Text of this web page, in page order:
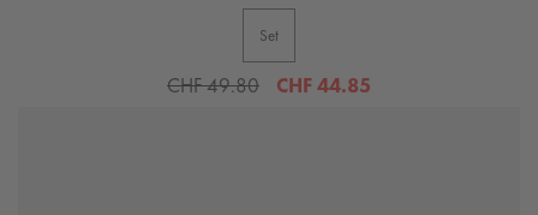
Set
CHF 49.80 CHF 44.85